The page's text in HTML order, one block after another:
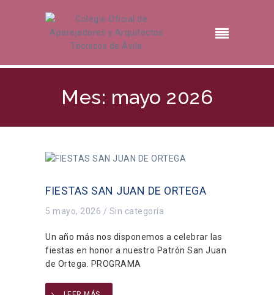
Mes: mayo 2026
FIESTAS SAN JUAN DE ORTEGA
5 mayo, 2026 / Sin categoría
Un año más nos disponemos a celebrar las
fiestas en honor a nuestro Patrón San Juan
de Ortega. PROGRAMA